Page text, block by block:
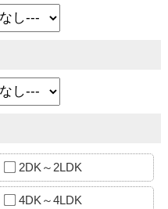
2DK～2LDK
4DK～4LDK